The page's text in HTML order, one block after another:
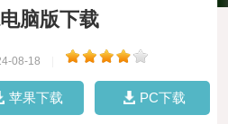
脑版下载
08-18
苹果下载 PC下载